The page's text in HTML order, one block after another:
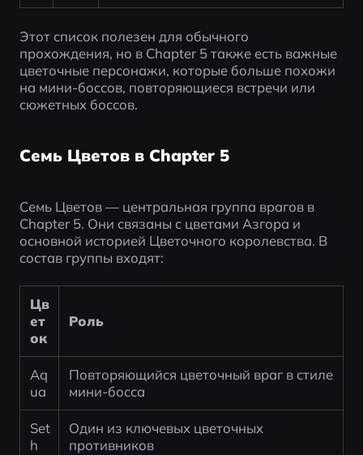
Этот список полезен для обычного
прохождения, но в Chapter 5 также есть важные
цветочные персонажи, которые больше похожи
на мини-боссов, повторяющиеся встречи или
сюжетных боссов.
Семь Цветов в Chapter 5
Семь Цветов — центральная группа врагов в
Chapter 5. Они связаны с цветами Азгора и
основной историей Цветочного королевства. В
состав группы входят:
Цв
ет
ок
Роль
Aq
ua
Повторяющийся цветочный враг в стиле
мини-босса
Set
h
Один из ключевых цветочных
противников